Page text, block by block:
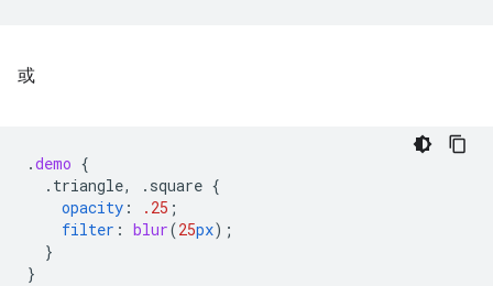
或
.demo {
.triangle,
.square {
opacity : .25 ;
filter : blur(25px);
}
}